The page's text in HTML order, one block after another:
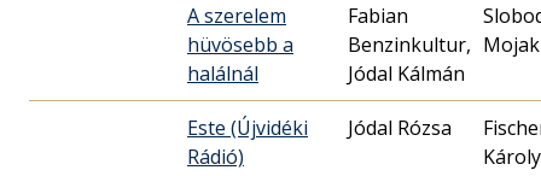
A szerelem
hüvösebb a
halálnál
Fabian
Benzinkultur,
Jódal Kálmán
Mojak
Este (Újvidéki
Rádió)
Jódal Rózsa
Károly